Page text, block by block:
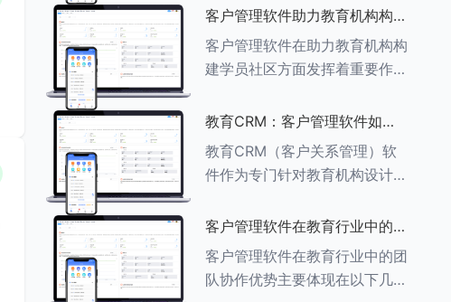
促进家校合作的关键。以下将详
细探讨如何通过教育行业的客户
管理软件来提升家长的参与度。
###
客户管理软件助力教育机构构建
学员社区
客户管理软件在助力教育机构构
建学员社区方面发挥着重要作
述其助力作用： ###一、学员
信息管理 客户管理软件具备强
大的学员信息管理功能，能够集
中存储
教育CRM：客户管理软件如何
增强教育品牌影响力
教育CRM（客户关系管理）软
件作为专门针对教育机构设计的
影响力方面发挥着重要作用。以
下详细分析教育CRM软件如何
助力提升教育品牌影响力：
###一、
客户管理软件在教育行业中的团
队协作优势
客户管理软件在教育行业中的团
队协作优势主要体现在以下几个